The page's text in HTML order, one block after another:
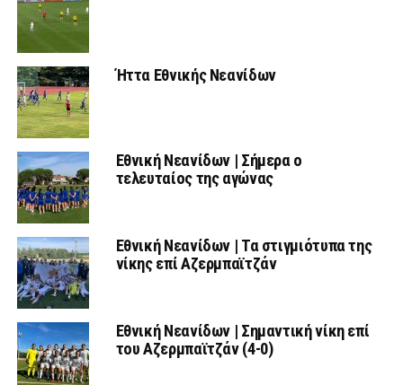
Ήττα Εθνικής Νεανίδων
Εθνική Νεανίδων | Σήμερα ο
τελευταίος της αγώνας
Εθνική Νεανίδων | Τα στιγμιότυπα της
νίκης επί Αζερμπαϊτζάν
Εθνική Νεανίδων | Σημαντική νίκη επί
του Αζερμπαϊτζάν (4-0)